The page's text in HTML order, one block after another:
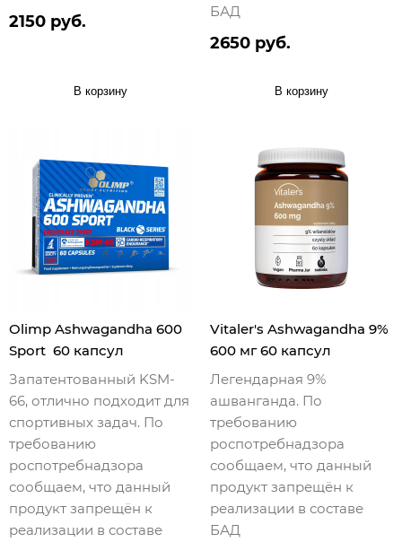
2150 руб.
В корзину
БАД
2650 руб.
В корзину
Olimp Ashwagandha 600
Sport 60 капсул
Запатентованный KSM-
66, отлично подходит для
спортивных задач. По
требованию
роспотребнадзора
сообщаем, что данный
продукт запрещён к
реализации в составе
Vitaler's Ashwagandha 9%
600 мг 60 капсул
Легендарная 9%
ашванганда. По
требованию
роспотребнадзора
сообщаем, что данный
продукт запрещён к
реализации в составе
БАД